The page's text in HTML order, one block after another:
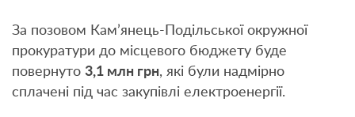
За позовом Кам’янець-Подільської окружної
прокуратури до місцевого бюджету буде
повернуто 3,1 млн грн, які були надмірно
сплачені під час закупівлі електроенергії.